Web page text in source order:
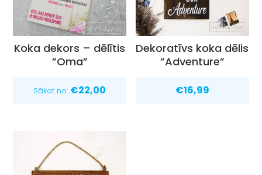
Koka dekors – dēlītis
”Oma”
Sākot no: €22,00
Dekoratīvs koka dēlis
”Adventure”
€16,99